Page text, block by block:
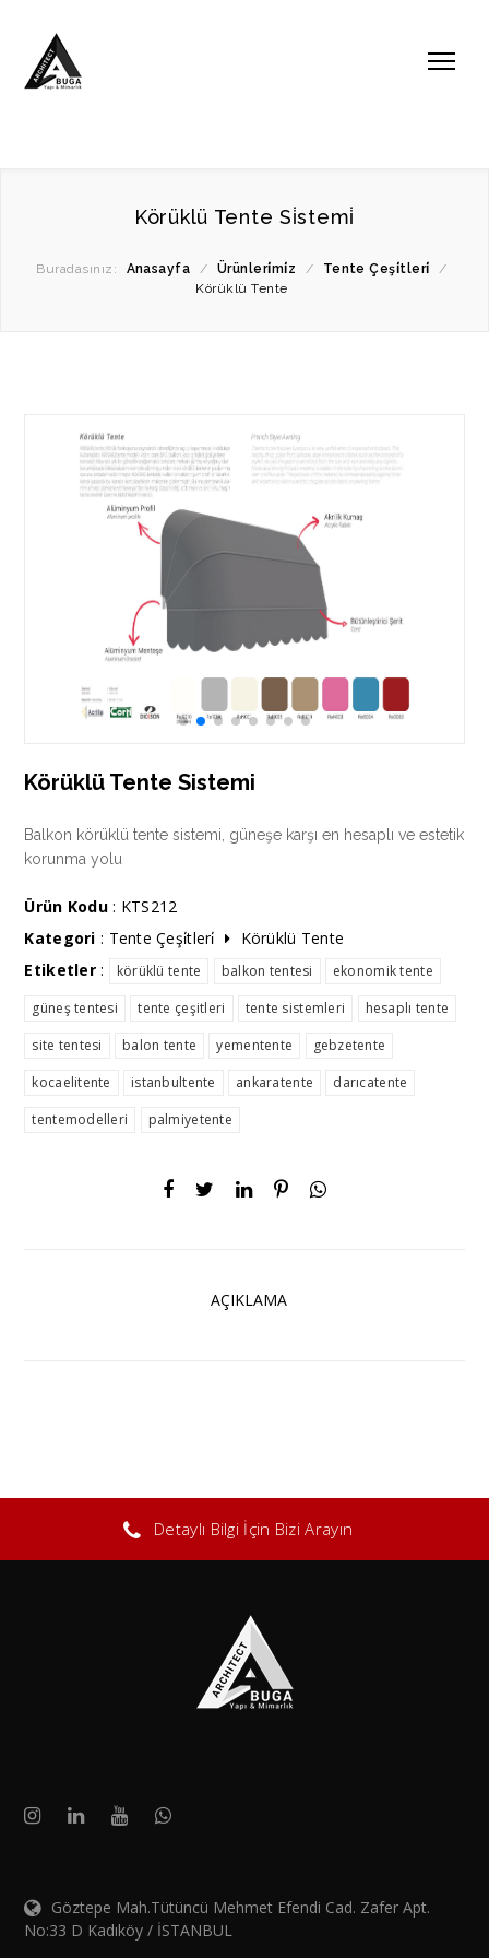
Körüklü Tente Si̇stemi̇
Buradasınız: Anasayfa / Ürünleri̇mi̇z / Tente Çeşi̇tleri̇
/
Körüklü Tente
Körüklü Tente Sistemi
Balkon körüklü tente sistemi, güneşe karşı en hesaplı ve estetik
korunma yolu
Ürün Kodu: KTS212
Kategori : Tente Çeşi̇tleri̇
Körüklü Tente
Etiketler: körüklü tente balkon tentesi
ekonomik tente
güneş tentesi
tente çeşitleri tente sistemleri
hesaplı tente
site tentesi
balon tente yementente
gebzetente
kocaelitente
istanbultente ankaratente
darıcatente
tentemodelleri
palmiyetente
AÇIKLAMA
Detaylı Bilgi İçin Bizi Arayın
Göztepe Mah.Tütüncü Mehmet Efendi Cad. Zafer Apt.
No:33 D Kadıköy / İSTANBUL